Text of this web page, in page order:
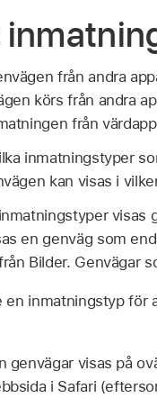
från andra
körs från andra
från
inmatningstyper
kan visas i
visas
en genväg som
Bilder. Genvägar
en inmatningstyp för
genvägar visas på
i Safari